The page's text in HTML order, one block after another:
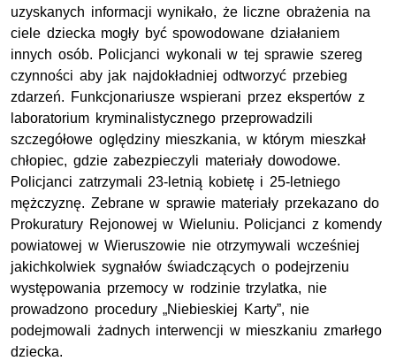
uzyskanych informacji wynikało, że liczne obrażenia na
ciele dziecka mogły być spowodowane działaniem
innych osób. Policjanci wykonali w tej sprawie szereg
czynności aby jak najdokładniej odtworzyć przebieg
zdarzeń. Funkcjonariusze wspierani przez ekspertów z
laboratorium kryminalistycznego przeprowadzili
szczegółowe oględziny mieszkania, w którym mieszkał
chłopiec, gdzie zabezpieczyli materiały dowodowe.
Policjanci zatrzymali 23-letnią kobietę i 25-letniego
mężczyznę. Zebrane w sprawie materiały przekazano do
Prokuratury Rejonowej w Wieluniu. Policjanci z komendy
powiatowej w Wieruszowie nie otrzymywali wcześniej
jakichkolwiek sygnałów świadczących o podejrzeniu
występowania przemocy w rodzinie trzylatka, nie
prowadzono procedury „Niebieskiej Karty”, nie
podejmowali żadnych interwencji w mieszkaniu zmarłego
dziecka.